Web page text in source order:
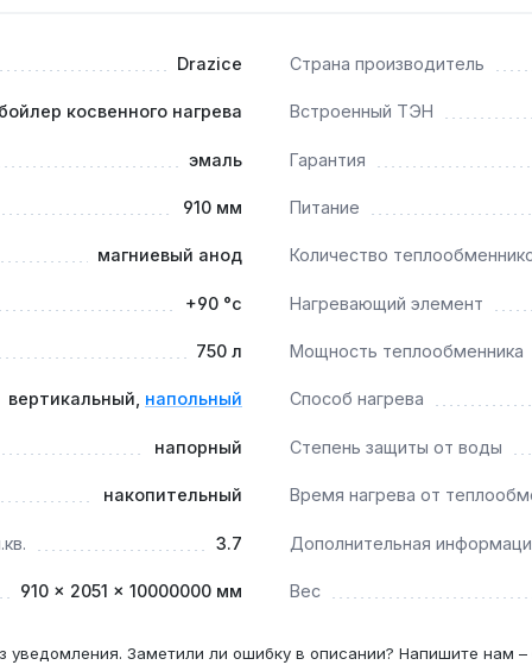
и мощностью 99 кВт позволяет подключать бойлер к
воды до +90 °C — в жёсткой воде (более 7
Drazice Страна производитель
бойлер косвенного нагрева Встроенный ТЭН
эмаль Гарантия
910 мм Питание
магниевый анод Количество
+90 °с Нагревающий элемент
750 л Мощность теплообменника
вертикальный, напольный Способ нагрева
напорный Степень защиты от воды
накопительный Время нагрева от
3.7 Дополнительная
910 × 2051 × 10000000 мм Вес
уведомления. Заметили ли ошибку в описании? Напишите нам